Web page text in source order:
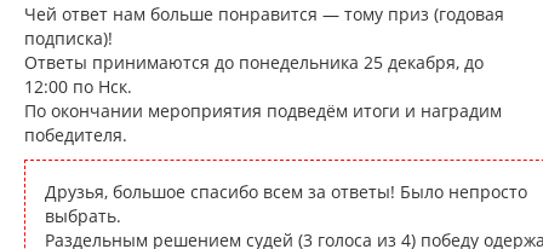
Чей ответ нам больше понравится — тому приз (годовая
подписка)!
Ответы принимаются до понедельника 25 декабря, до
12:00 по Нск.
По окончании мероприятия подведём итоги и наградим
победителя.
Друзья, большое спасибо всем за ответы! Было непросто
выбрать.
Раздельным решением судей (3 голоса из 4) победу